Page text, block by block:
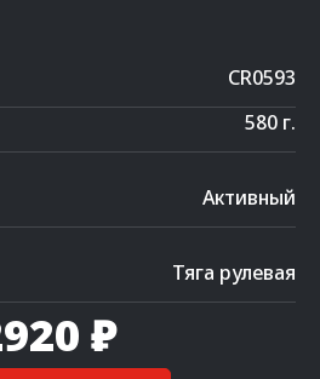
CR0593
580 г.
Активный
Тяга рулевая
₽